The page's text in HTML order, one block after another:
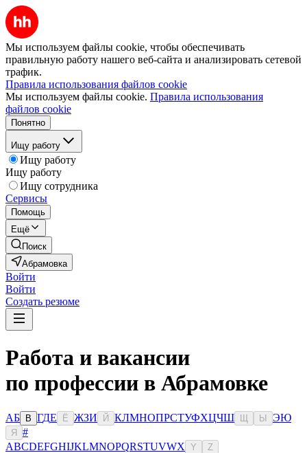
Мы используем файлы cookie, чтобы обеспечивать
правильную работу нашего веб-сайта и анализировать сетевой
трафик.
Правила использования файлов cookie
Мы используем файлы cookie. Правила использования
файлов cookie
Понятно
Ищу работу
Ищу работу
Ищу работу
Ищу сотрудника
Сервисы
Помощь
Ещё
Поиск
Абрамовка
Войти
Войти
Создать резюме
Работа и вакансии
по профессии в Абрамовке
АБ В ГДЕ Ё ЖЗИ Й КЛМНОПРСТУФХЦЧШ Ы ЭЮ
Я
#
ABCDEFGHIJKLMNOPQRSTUVWX Y Z